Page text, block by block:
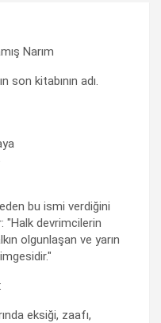
Narım
son kitabının adı.
bu ismi verdiğini
"Halk devrimcilerin
olgunlaşan ve yarın
eksiği, zaafı,